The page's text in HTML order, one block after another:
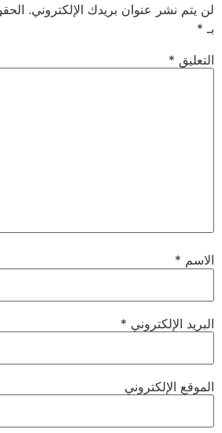
لن يتم نشر عنوان بريدك الإلكتروني.
بـ *
التعليق *
الاسم *
البريد الإلكتروني *
الموقع الإلكتروني